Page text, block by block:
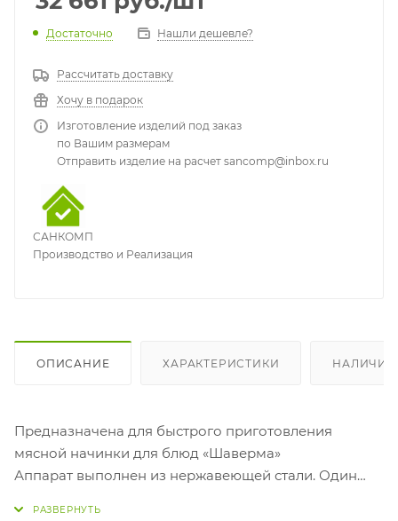
Достаточно Нашли дешевле?
Рассчитать доставку
Хочу в подарок
Изготовление изделий под заказ
по Вашим размерам
Отправить изделие на расчет sancomp@inbox.ru
САНКОМП
Производство и Реализация
ОПИСАНИЕ ХАРАКТЕРИСТИКИ НАЛИЧИЕ
Предназначена для быстрого приготовления
мясной начинки для блюд «Шаверма»
Аппарат выполнен из нержавеющей стали. Один